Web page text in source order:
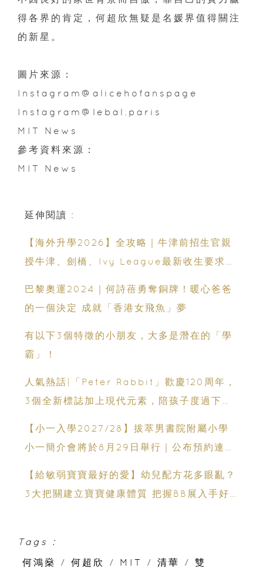
得各界的肯定，何超欣無疑是名媛界值得關注
的新星。
圖片來源：
Instagram@alicehofanspage
Instagram@lebal.paris
MIT News
參考資料來源：
MIT News
延伸閱讀 :
【海外升學2026】全攻略｜牛津前招生官親
授牛津、劍橋、Ivy League最新收生要求｜
巴黎奧運2024｜何詩蓓勇奪銅牌！暖心爸爸
的一個決定 成就「香港女飛魚」夢
有以下3個特徵的小朋友，大多是潛在的「學
霸」！
人氣熱話|「Peter Rabbit」歡慶120周年，
3個全新標誌加上現代元素，陪孩子度過下個
【小一入學2027/28】拔萃男書院附屬小學
小一簡介會將於8月29日舉行｜公布預約連結
【給敏弱寶寶最好的愛】幼兒配方花多眼亂？
3大把關建立寶寶健康體質 把握BB展入手好
Tags :
何鴻燊
/ 何超欣 / MIT / 清華 /
雙